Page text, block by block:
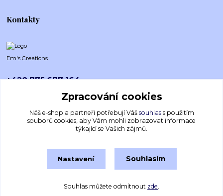
Kontakty
Em's Creations
+420 775 677 164
emscreations.cz@gmail.com
Vytvořeno na Eshop-rychle.cz
Zpracování cookies
Náš e-shop a partneři potřebují Váš souhlass použitím
souborů cookies, aby Vám mohli zobrazovat informace
týkající se Vašich zájmů.
Nastavení Souhlasím
Souhlas můžete odmítnout zde